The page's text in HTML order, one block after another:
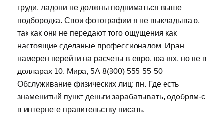
груди, ладони не должны подниматься выше
подбородка. Свои фотографии я не выкладываю,
так как они не передают того ощущения как
настоящие сделаные профессионалом. Иран
намерен перейти на расчеты в евро, юанях, но не в
долларах 10. Мира, 5А 8(800) 555-55-50
Обслуживание физических лиц: пн. Где есть
знаменитый пункт деньги зарабатывать, одобрям-с
в интернете правительству писать.